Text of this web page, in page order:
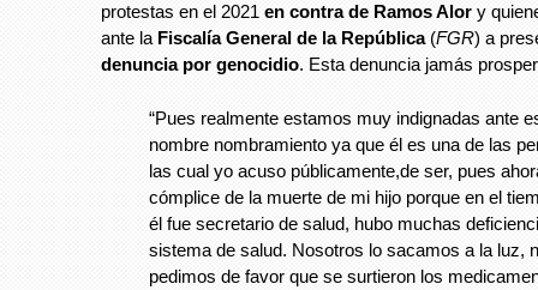
protestas en el 2021 en contra de Ramos Alor y
ante la Fiscalía General de la República(FGR) a
denuncia por genocidio. Esta denuncia jamás
“Pues realmente estamos muy indignadas ante
nombre nombramiento ya que él es una de las
las cual yo acuso públicamente,de ser, pues
cómplice de la muerte de mi hijo porque en el
él fue secretario de salud, hubo muchas
sistema de salud. Nosotros lo sacamos a la luz,
pedimos de favor que se surtieron los